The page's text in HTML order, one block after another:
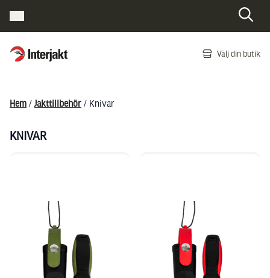
Interjakt SE Välj din butik
Hem / Jakttillbehör / Knivar
KNIVAR